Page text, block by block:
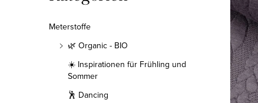
i
überspringen
Meterstoffe
🌿 Organic - BIO
☀️ Inspirationen für Frühling und
Sommer
🕺 Dancing